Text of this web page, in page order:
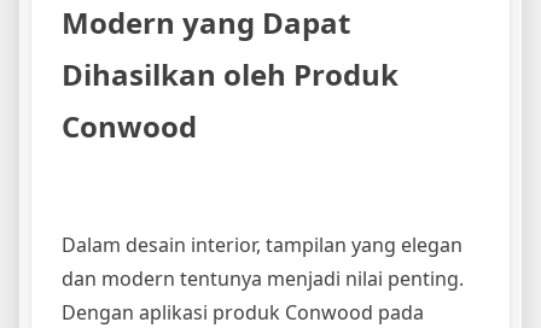
Modern yang Dapat
Dihasilkan oleh Produk
Conwood
Dalam desain interior, tampilan yang elegan
dan modern tentunya menjadi nilai penting.
Dengan aplikasi produk Conwood pada